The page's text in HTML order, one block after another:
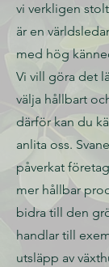
vi verkligen
är en
med hög
Vi vill göra det
välja hållbart
därför kan du
anlita oss.
påverkat
mer hållbar
bidra till den
handlar till
utsläpp av